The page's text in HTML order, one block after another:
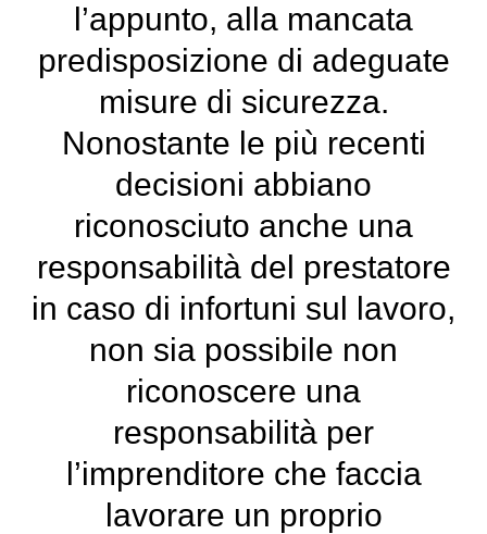
l’appunto, alla mancata
predisposizione di adeguate
misure di sicurezza.
Nonostante le più recenti
decisioni abbiano
riconosciuto anche una
responsabilità del prestatore
in caso di infortuni sul lavoro,
non sia possibile non
riconoscere una
responsabilità per
l’imprenditore che faccia
lavorare un proprio